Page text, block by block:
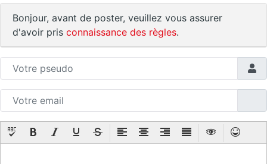
Bonjour, avant de poster, veuillez vous assurer
d'avoir pris connaissance des règles.